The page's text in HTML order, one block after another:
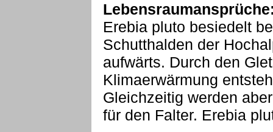
Erebia pluto besiedelt
Schutthalden der
aufwärts. Durch den
Klimaerwärmung
Gleichzeitig werden
für den Falter. Erebia